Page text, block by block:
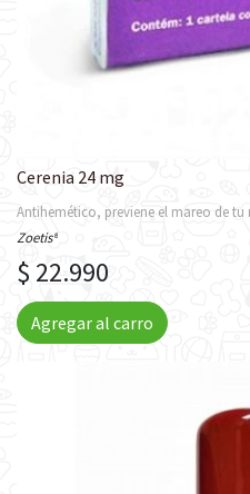
Cerenia 24 mg
Antihemético, previene el mareo de tu
Zoetis®
$ 22.990
Agregar al carro